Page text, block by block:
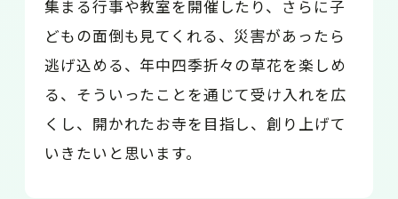
集まる行事や教室を開催したり、さらに子
どもの面倒も見てくれる、災害があったら
逃げ込める、年中四季折々の草花を楽しめ
る、そういったことを通じて受け入れを広
くし、開かれたお寺を目指し、創り上げて
いきたいと思います。